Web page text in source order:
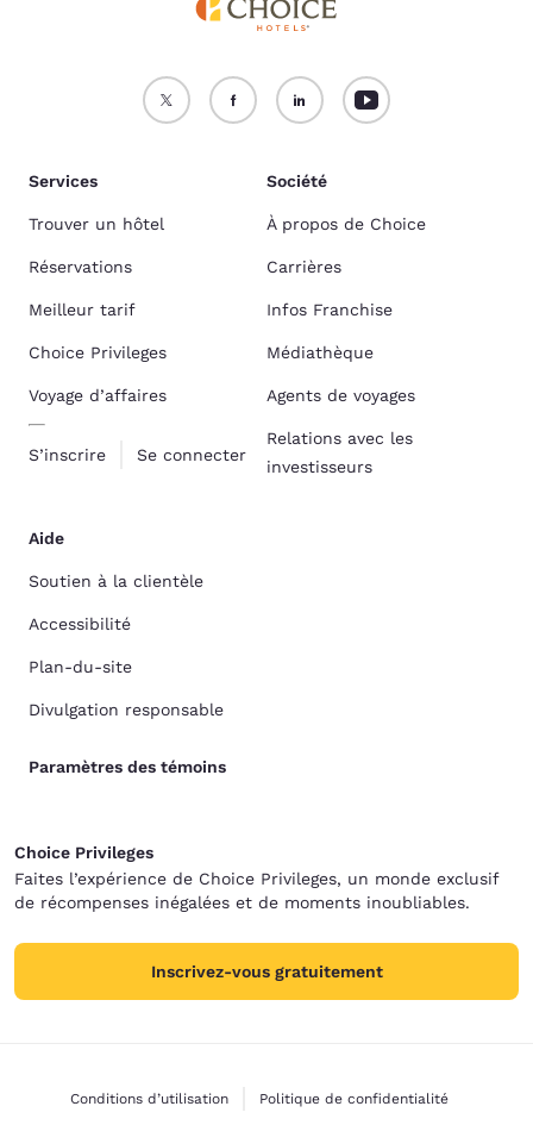
Services
Trouver un hôtel
Réservations
Meilleur tarif
Choice Privileges
Voyage d’affaires
S’inscrire Se connecter
Société
À propos de Choice
Carrières
Infos Franchise
Médiathèque
Agents de voyages
Relations avec les
investisseurs
Aide
Soutien à la clientèle
Accessibilité
Plan-du-site
Divulgation responsable
Paramètres des témoins
Choice Privileges
Faites l’expérience de Choice Privileges, un monde exclusif
de récompenses inégalées et de moments inoubliables.
Inscrivez-vous gratuitement
Conditions d’utilisation Politique de confidentialité